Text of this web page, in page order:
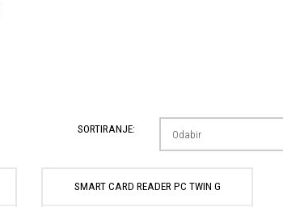
SORTIRANJE:
SMART CARD READER PC TWIN G